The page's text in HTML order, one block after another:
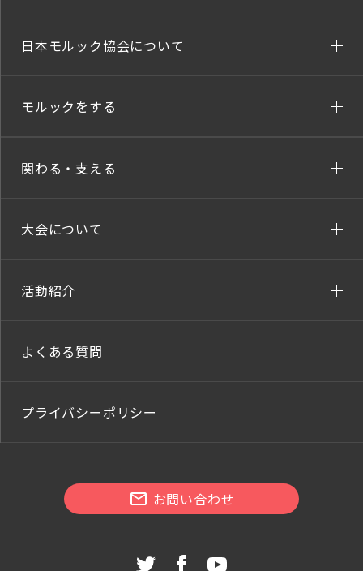
日本モルック協会について
モルックをする
関わる・支える
大会について
活動紹介
よくある質問
プライバシーポリシー
お問い合わせ